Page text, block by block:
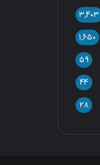
۳,۴۰۳
۱,۶۵۰
۵۹
۴۴
۲۸